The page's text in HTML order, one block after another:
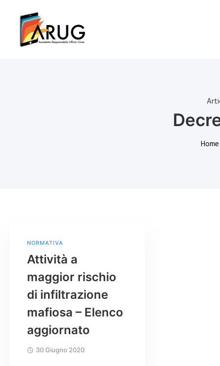
Home
NORMATIVA
Attività a
maggior rischio
di infiltrazione
mafiosa – Elenco
aggiornato
30 Giugno 2020